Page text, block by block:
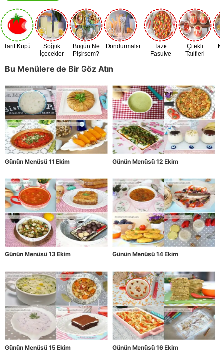
Tarif Küpü
Soğuk
İçecekler
Bugün Ne
Pişirsem?
Dondurmalar
Taze
Fasulye
Çilekli
Tarifleri
Bu Menülere de Bir Göz Atın
Günün Menüsü 11 Ekim Günün Menüsü 12 Ekim
Günün Menüsü 13 Ekim Günün Menüsü 14 Ekim
Günün Menüsü 15 Ekim Günün Menüsü 16 Ekim